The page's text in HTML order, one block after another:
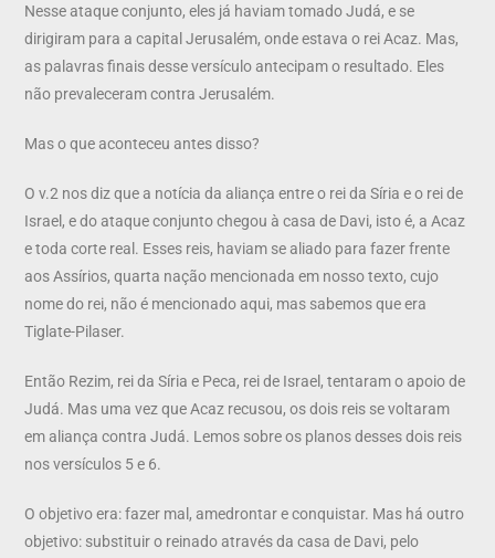
Nesse ataque conjunto, eles já haviam tomado Judá, e se
dirigiram para a capital Jerusalém, onde estava o rei Acaz. Mas,
as palavras finais desse versículo antecipam o resultado. Eles
não prevaleceram contra Jerusalém.
Mas o que aconteceu antes disso?
O v.2 nos diz que a notícia da aliança entre o rei da Síria e o rei de
Israel, e do ataque conjunto chegou à casa de Davi, isto é, a Acaz
e toda corte real. Esses reis, haviam se aliado para fazer frente
aos Assírios, quarta nação mencionada em nosso texto, cujo
nome do rei, não é mencionado aqui, mas sabemos que era
Tiglate-Pilaser.
Então Rezim, rei da Síria e Peca, rei de Israel, tentaram o apoio de
Judá. Mas uma vez que Acaz recusou, os dois reis se voltaram
em aliança contra Judá. Lemos sobre os planos desses dois reis
nos versículos 5 e 6.
O objetivo era: fazer mal, amedrontar e conquistar. Mas há outro
objetivo: substituir o reinado através da casa de Davi, pelo